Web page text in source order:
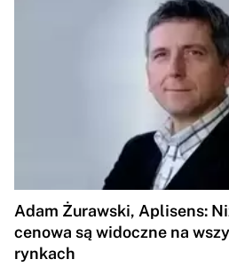
Adam Żurawski, Aplisens:
cenowa są widoczne na
rynkach